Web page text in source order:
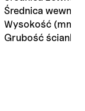
Średnica
Wysokość (mm):
Grubość ścianki